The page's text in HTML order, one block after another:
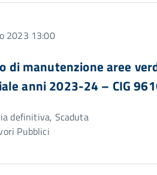
2023 13:00
di manutenzione aree
anni 2023-24 – CIG
definitiva, Scaduta
Pubblici